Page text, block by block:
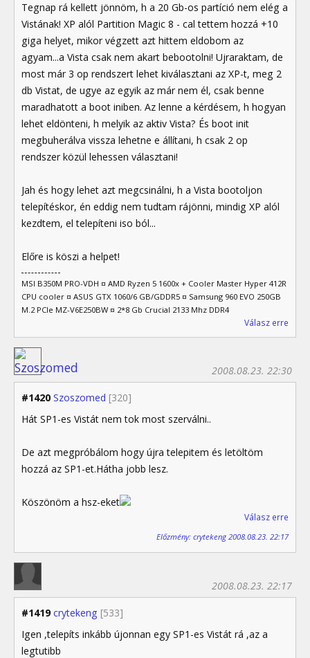
Tegnap rá kellett jönnöm, h a 20 Gb-os partíció nem elég a
Vistának! XP alól Partition Magic 8 - cal tettem hozzá +10
giga helyet, mikor végzett azt hittem eldobom az
agyam...a Vista csak nem akart bebootolni! Ujraraktam, de
most már 3 op rendszert lehet kiválasztani az XP-t, meg 2
db Vistat, de ugye az egyik az már nem él, csak benne
maradhatott a boot iniben. Az lenne a kérdésem, h hogyan
lehet eldönteni, h melyik az aktiv Vista? És boot init
megbuherálva vissza lehetne e állítani, h csak 2 op
rendszer közül lehessen választani!
Jah és hogy lehet azt megcsinálni, h a Vista bootoljon
telepítéskor, én eddig nem tudtam rájönni, mindig XP alól
kezdtem, el telepíteni iso ból...
Előre is köszi a helpet!
MSI B350M PRO-VDH ¤ AMD Ryzen 5 1600x + Cooler Master Hyper 412R
CPU cooler ¤ ASUS GTX 1060/6 GB/GDDR5 ¤ Samsung 960 EVO 250GB
M.2 PCIe MZ-V6E250BW ¤ 2*8 Gb Crucial 2133 Mhz DDR4
Válasz erre
#1420 Szoszomed [320]
2008.08.23. 22:30
Hát SP1-es Vistát nem tok most szerválni..
De azt megpróbálom hogy újra telepitem és letöltöm
hozzá az SP1-et.Hátha jobb lesz.
Köszönöm a hsz-eket
Válasz erre
Előzmény: crytekeng 2008.08.23. 22:17
#1419 crytekeng [533]
2008.08.23. 22:17
Igen ,telepíts inkább újonnan egy SP1-es Vistát rá ,az a
legtutibb